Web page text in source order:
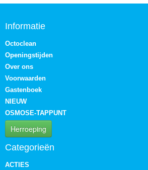
Informatie
Octoclean
Openingstijden
Over ons
Voorwaarden
Gastenboek
NIEUW
OSMOSE-TAPPUNT
Herroeping
Categorieën
ACTIES